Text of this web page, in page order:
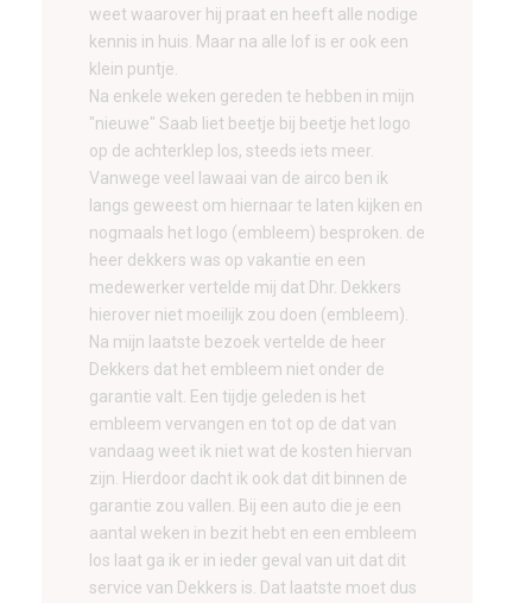
weet waarover hij praat en heeft alle nodige
kennis in huis. Maar na alle lof is er ook een
klein puntje.
Na enkele weken gereden te hebben in mijn
"nieuwe" Saab liet beetje bij beetje het logo
op de achterklep los, steeds iets meer.
Vanwege veel lawaai van de airco ben ik
langs geweest om hiernaar te laten kijken en
nogmaals het logo (embleem) besproken. de
heer dekkers was op vakantie en een
medewerker vertelde mij dat Dhr. Dekkers
hierover niet moeilijk zou doen (embleem).
Na mijn laatste bezoek vertelde de heer
Dekkers dat het embleem niet onder de
garantie valt. Een tijdje geleden is het
embleem vervangen en tot op de dat van
vandaag weet ik niet wat de kosten hiervan
zijn. Hierdoor dacht ik ook dat dit binnen de
garantie zou vallen. Bij een auto die je een
aantal weken in bezit hebt en een embleem
los laat ga ik er in ieder geval van uit dat dit
service van Dekkers is. Dat laatste moet dus